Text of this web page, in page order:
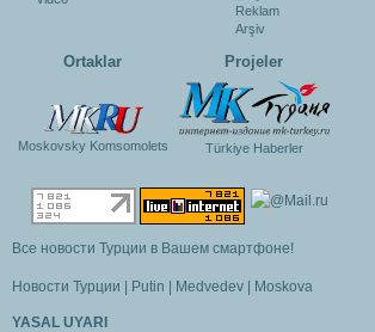
Reklam
Arşiv
Ortaklar
Moskovsky Komsomolets
Projeler
Türkiye Haberler
Все новости Турции в Вашем смартфоне!
Новости Турции Putin Medvedev Moskova
YASAL UYARI